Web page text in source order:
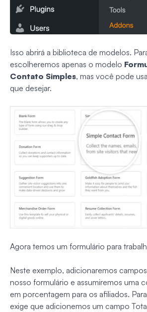
Isso abrirá a biblioteca de modelos.
escolheremos apenas o modelo
Contato Simples, mas você pode
que desejar.
Agora temos um formulário para
Neste exemplo, adicionaremos
nosso formulário e assumiremos uma
em porcentagem para os afiliados.
exige que adicionemos um campo